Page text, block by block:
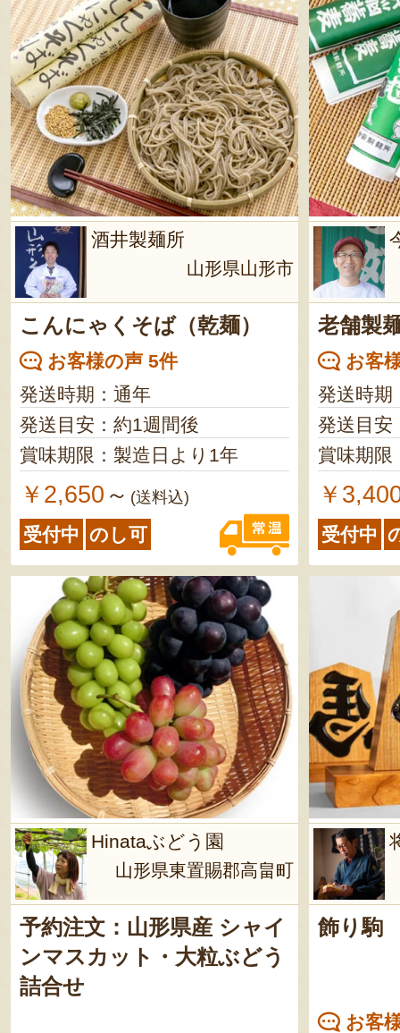
酒井製麺所
山形県山形市
こんにゃくそば（乾麺）
お客様の声 5件
発送時期：通年
発送目安：約1週間後
賞味期限：製造日より1年
￥2,650 ～ (送料込)
受付中 のし可
老舗製
お客
発送時期
発送目安
賞味期限
￥
受付中
Hinataぶどう園
山形県東置賜郡高畠町
予約注文：山形県産 シャイ
ンマスカット・大粒ぶどう
詰合せ
飾り駒
お客